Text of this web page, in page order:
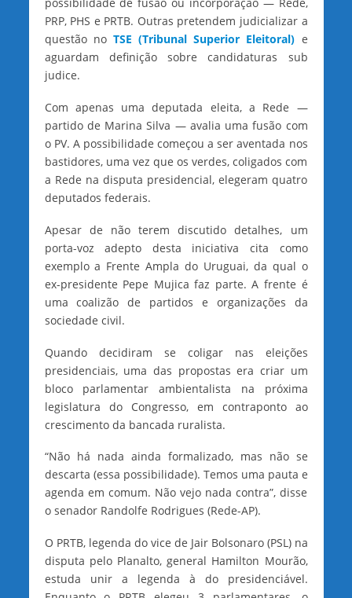
PRP, PHS e PRTB. Outras pretendem judicializar a
questão no TSE (Tribunal Superior Eleitoral) e
aguardam definição sobre candidaturas sub
judice.
Com apenas uma deputada eleita, a Rede —
partido de Marina Silva — avalia uma fusão com
o PV. A possibilidade começou a ser aventada nos
bastidores, uma vez que os verdes, coligados com
a Rede na disputa presidencial, elegeram quatro
deputados federais.
Apesar de não terem discutido detalhes, um
porta-voz adepto desta iniciativa cita como
exemplo a Frente Ampla do Uruguai, da qual o
ex-presidente Pepe Mujica faz parte. A frente é
uma coalizão de partidos e organizações da
sociedade civil.
Quando decidiram se coligar nas eleições
presidenciais, uma das propostas era criar um
bloco parlamentar ambientalista na próxima
legislatura do Congresso, em contraponto ao
crescimento da bancada ruralista.
“Não há nada ainda formalizado, mas não se
descarta (essa possibilidade). Temos uma pauta e
agenda em comum. Não vejo nada contra”, disse
o senador Randolfe Rodrigues (Rede-AP).
O PRTB, legenda do vice de Jair Bolsonaro (PSL) na
disputa pelo Planalto, general Hamilton Mourão,
estuda unir a legenda à do presidenciável.